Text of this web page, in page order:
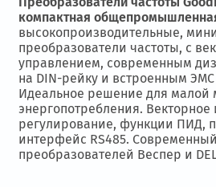
компактная
высокопроизводительные,
преобразователи частоты, с
управлением, современным
на DIN-рейку и встроенным
Идеальное решение для малой
энергопотребления. Векторное
регулирование, функции ПИД,
интерфейс RS485. Современный
преобразователей Веспер и